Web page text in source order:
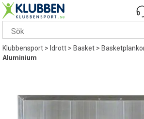
Klubbensport> Idrott>Basket>
Aluminium